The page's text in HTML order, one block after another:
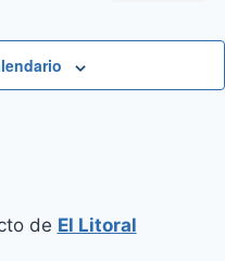
de El Litoral